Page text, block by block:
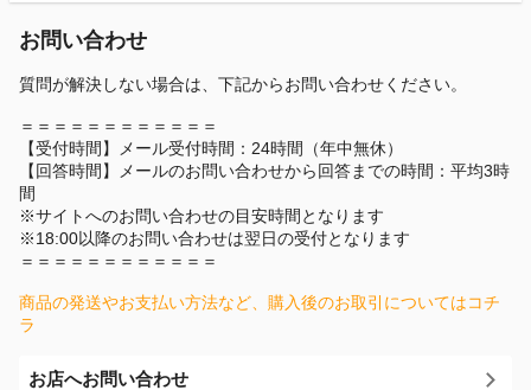
お問い合わせ
質問が解決しない場合は、下記からお問い合わせください。
＝＝＝＝＝＝＝＝＝＝＝＝
【受付時間】メール受付時間：24時間（年中無休）
【回答時間】メールのお問い合わせから回答までの時間：平均3時
間
※サイトへのお問い合わせの目安時間となります
※18:00以降のお問い合わせは翌日の受付となります
＝＝＝＝＝＝＝＝＝＝＝＝
商品の発送やお支払い方法など、購入後のお取引についてはコチ
ラ
お店へお問い合わせ